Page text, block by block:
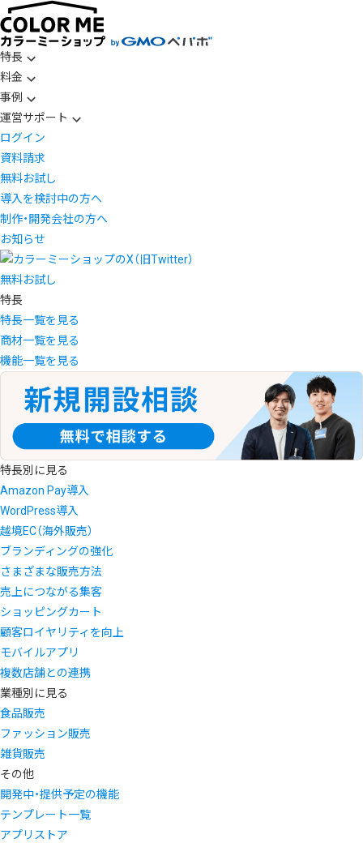
特長
料金
事例
運営サポート
ログイン
資料請求
無料お試し
導入を検討中の方へ
制作・開発会社の方へ
お知らせ
無料お試し
特長
特長一覧を見る
商材一覧を見る
機能一覧を見る
特長別に見る
Amazon Pay導入
WordPress導入
越境EC（海外販売）
ブランディングの強化
さまざまな販売方法
売上につながる集客
ショッピングカート
顧客ロイヤリティを向上
モバイルアプリ
複数店舗との連携
業種別に見る
食品販売
ファッション販売
雑貨販売
その他
開発中・提供予定の機能
テンプレート一覧
アプリストア